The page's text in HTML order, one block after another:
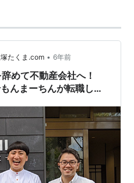
たくま.com • 6年前
めて不動産会社へ！
んまーちんが転職した